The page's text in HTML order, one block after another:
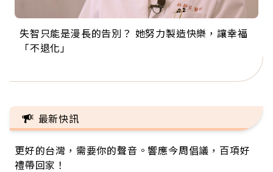
失智只能是漫長的告別？ 她努力製造快樂，讓幸福
「不退化」
來自剛果的巧克力神父 為台灣奉獻36年 「台灣是我
的家，我連作夢都講台語！」
63歲卸矽谷副總、搬回台灣找快樂！「蛋黃哥小
丑」走進安養院，逗樂上萬爺奶：退休後才開始真
104歲打破金氏世界紀錄 成為全球最年長羽球選
手，分享長壽的秘密原來是「這個」
事業巔峰他選擇追夢…黑手阿伯拉小提琴還登上小
巨蛋！連CNN都大讚！
最新快訊
更好的台灣，需要你的聲音。響應今周倡議，百項好
禮帶回家！